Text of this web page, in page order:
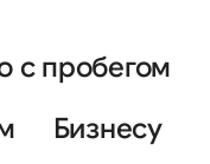
с пробегом
Бизнесу